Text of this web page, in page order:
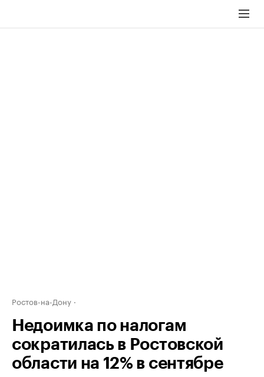
Ростов-на-Дону
Недоимка по налогам
сократилась в Ростовской
области на 12% в сентябре